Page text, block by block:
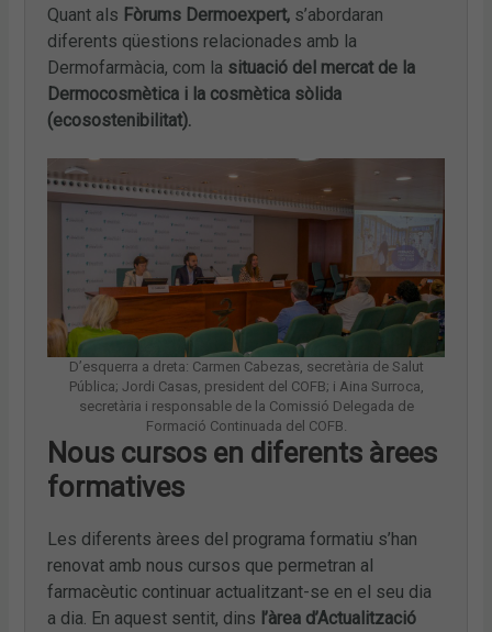
Quant als Fòrums Dermoexpert, s’abordaran
diferents qüestions relacionades amb la
Dermofarmàcia, com la situació del mercat de la
Dermocosmètica i la cosmètica sòlida
(ecosostenibilitat).
D’esquerra a dreta: Carmen Cabezas, secretària de Salut
Pública; Jordi Casas, president del COFB; i Aina Surroca,
secretària i responsable de la Comissió Delegada de
Formació Continuada del COFB.
Nous cursos en diferents àrees
formatives
Les diferents àrees del programa formatiu s’han
renovat amb nous cursos que permetran al
farmacèutic continuar actualitzant-se en el seu dia
a dia. En aquest sentit, dins l’àrea d’Actualització